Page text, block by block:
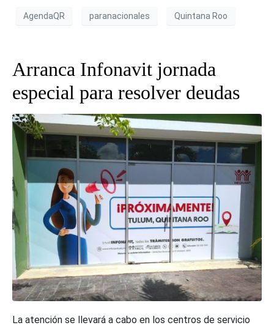
AgendaQR paranacionales Quintana Roo
Arranca Infonavit jornada
especial para resolver deudas
La atención se llevará a cabo en los centros de servicio